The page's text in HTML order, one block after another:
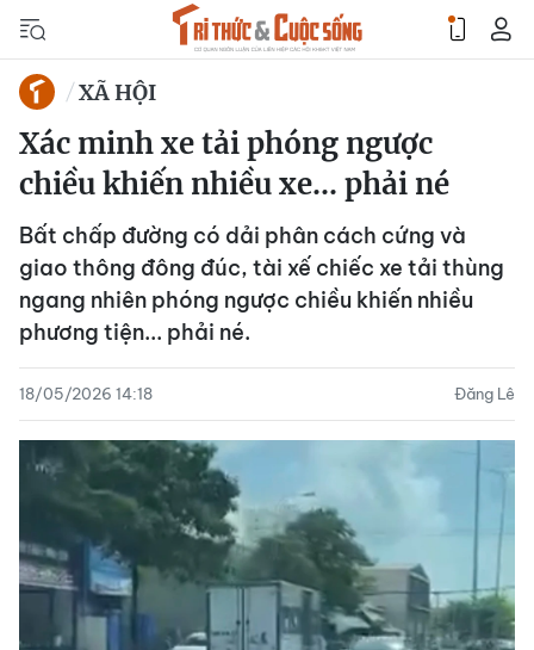
XÃ HỘI
Xác minh xe tải phóng ngược
chiều khiến nhiều xe... phải né
Bất chấp đường có dải phân cách cứng và
giao thông đông đúc, tài xế chiếc xe tải thùng
ngang nhiên phóng ngược chiều khiến nhiều
phương tiện... phải né.
18/05/2026 14:18 Đăng Lê